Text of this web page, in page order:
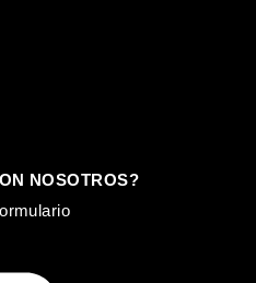
NOSOTROS?